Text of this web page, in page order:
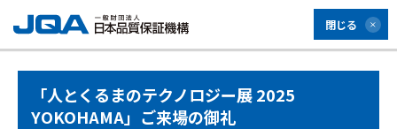
閉じる
「人とくるまのテクノロジー展 2025
YOKOHAMA」ご来場の御礼